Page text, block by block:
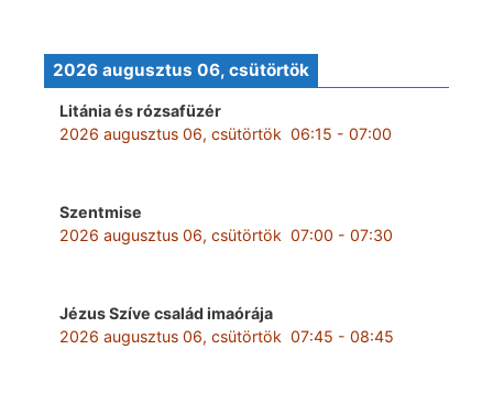
2026 augusztus 06, csütörtök
Litánia és rózsafüzér
2026 augusztus 06, csütörtök 06:15 - 07:00
Szentmise
2026 augusztus 06, csütörtök 07:00 - 07:30
Jézus Szíve család imaórája
2026 augusztus 06, csütörtök 07:45 - 08:45